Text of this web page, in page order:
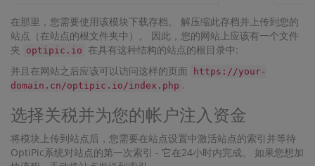
在那里，您需要使用该模块下载存档。 解压缩此存档并上传到您的
站点（在站点的根文件夹中）。 因此，您的网站上应该有一个文件
夹
optipic.io 在具有这种结构的站点的根目录中:
并且在网站之后应该可以访问这样的页面
https://your-
domain.cn/optipic.io/index.php .
选择关税并为您的帐户注入资金
将模块上传到站点后，您需要在站点设置中激活站点的索引并等待
OptiPic系统对站点的第一次索引 - 它在24小时内完成。 如果您想加